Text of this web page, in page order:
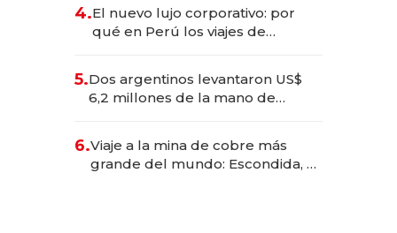
4.El nuevo lujo corporativo: por
qué en Perú los viajes de
para convertirse en experiencias
transformadoras
5.Dos argentinos levantaron US$
6,2 millones de la mano de
6.Viaje a la mina de cobre más
grande del mundo: Escondida, el